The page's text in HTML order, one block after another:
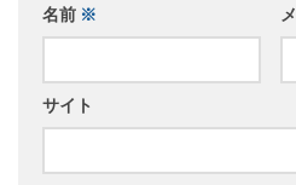
名前 ※
サイト